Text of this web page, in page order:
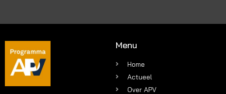
Menu
Home
Actueel
Over APV